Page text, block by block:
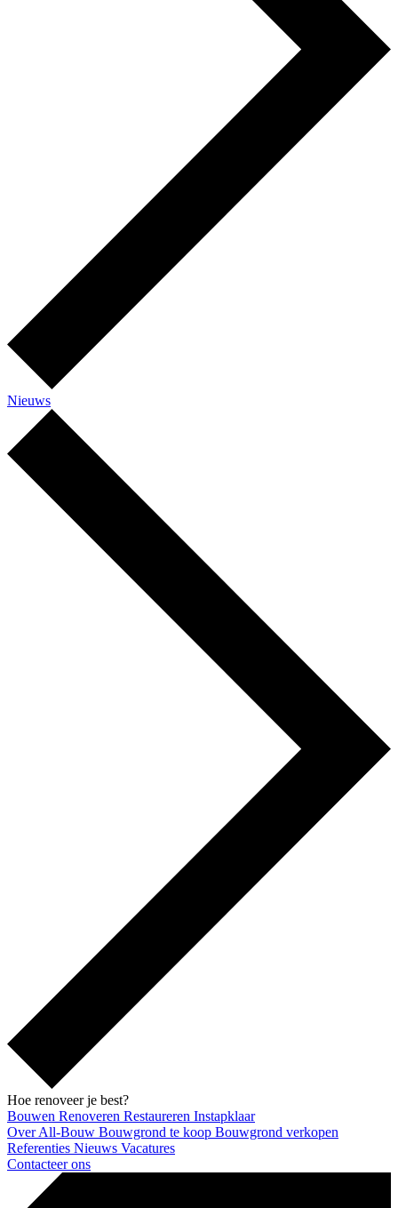
Nieuws
Hoe renoveer je best?
Bouwen Renoveren Restaureren Instapklaar
Over All-Bouw Bouwgrond te koop Bouwgrond verkopen
Referenties Nieuws Vacatures
Contacteer ons